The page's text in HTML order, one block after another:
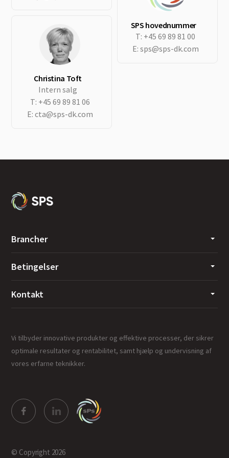
Christina Toft
Intern salg
T: +45 69 89 81 06
E: cta@sps-dk.com
SPS hovednummer
T: +45 69 89 81 00
E: sps@sps-dk.com
Brancher
Betingelser
Kontakt
Vi tilbyder innovative produkter og effektive processer, der sikrer
optimale resultater og rentabilitet, samt hjælp og undervisning af
vores erfarne teknikker.
© Copyright 2026